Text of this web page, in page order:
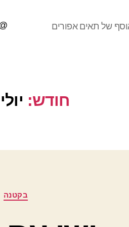
של תאים אפורים
חודש: יולי
בקטנה